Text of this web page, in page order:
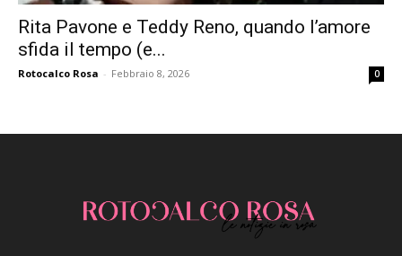
Rita Pavone e Teddy Reno, quando l’amore
sfida il tempo (e...
Rotocalco Rosa - Febbraio 8, 2026 0